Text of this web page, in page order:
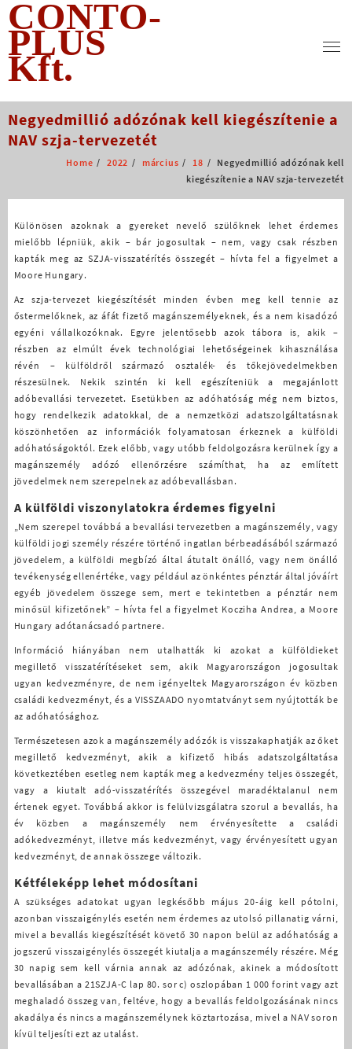
Skip
content
CONTO-
PLUS
Kft.
Negyedmillió adózónak kell kiegészítenie a
NAV szja-tervezetét
Home 2022 március 18
Negyedmillió adózónak kell
kiegészítenie a NAV szja-tervezetét
Különösen azoknak a gyereket nevelő szülőknek lehet érdemes
mielőbb lépniük, akik – bár jogosultak – nem, vagy csak részben
kapták meg az SZJA-visszatérítés összegét – hívta fel a figyelmet a
Moore Hungary.
Az szja-tervezet kiegészítését minden évben meg kell tennie az
őstermelőknek, az áfát fizető magánszemélyeknek, és a nem kisadózó
egyéni vállalkozóknak. Egyre jelentősebb azok tábora is, akik –
részben az elmúlt évek technológiai lehetőségeinek kihasználása
révén – külföldről származó osztalék- és tőkejövedelmekben
részesülnek. Nekik szintén ki kell egészíteniük a megajánlott
adóbevallási tervezetet. Esetükben az adóhatóság még nem biztos,
hogy rendelkezik adatokkal, de a nemzetközi adatszolgáltatásnak
köszönhetően az információk folyamatosan érkeznek a külföldi
adóhatóságoktól. Ezek előbb, vagy utóbb feldolgozásra kerülnek így a
magánszemély adózó ellenőrzésre számíthat, ha az említett
jövedelmek nem szerepelnek az adóbevallásban.
A külföldi viszonylatokra érdemes figyelni
„Nem szerepel továbbá a bevallási tervezetben a magánszemély, vagy
külföldi jogi személy részére történő ingatlan bérbeadásából származó
jövedelem, a külföldi megbízó által átutalt önálló, vagy nem önálló
tevékenység ellenértéke, vagy például az önkéntes pénztár által jóváírt
egyéb jövedelem összege sem, mert e tekintetben a pénztár nem
minősül kifizetőnek” – hívta fel a figyelmet Kocziha Andrea, a Moore
Hungary adótanácsadó partnere.
Információ hiányában nem utalhatták ki azokat a külföldieket
megillető visszatérítéseket sem, akik Magyarországon jogosultak
ugyan kedvezményre, de nem igényeltek Magyarországon év közben
családi kedvezményt, és a VISSZAADO nyomtatványt sem nyújtották be
az adóhatósághoz.
Természetesen azok a magánszemély adózók is visszakaphatják az őket
megillető kedvezményt, akik a kifizető hibás adatszolgáltatása
következtében esetleg nem kapták meg a kedvezmény teljes összegét,
vagy a kiutalt adó-visszatérítés összegével maradéktalanul nem
értenek egyet. Továbbá akkor is felülvizsgálatra szorul a bevallás, ha
év közben a magánszemély nem érvényesítette a családi
adókedvezményt, illetve más kedvezményt, vagy érvényesített ugyan
kedvezményt, de annak összege változik.
Kétféleképp lehet módosítani
A szükséges adatokat ugyan legkésőbb május 20-áig kell pótolni,
azonban visszaigénylés esetén nem érdemes az utolsó pillanatig várni,
mivel a bevallás kiegészítését követő 30 napon belül az adóhatóság a
jogszerű visszaigénylés összegét kiutalja a magánszemély részére. Még
30 napig sem kell várnia annak az adózónak, akinek a módosított
bevallásában a 21SZJA-C lap 80. sor c) oszlopában 1 000 forint vagy azt
meghaladó összeg van, feltéve, hogy a bevallás feldolgozásának nincs
akadálya és nincs a magánszemélynek köztartozása, mivel a NAV soron
kívül teljesíti ezt az utalást.